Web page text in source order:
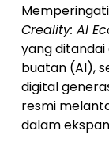
Creality: AI
yang
buatan (AI),
digital
resmi
dalam